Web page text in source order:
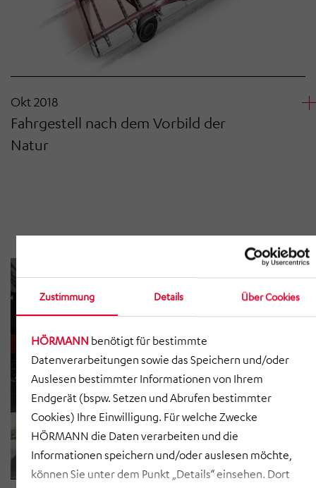
Zustimmung Details Über Cookies
HÖRMANN benötigt für bestimmte
Datenverarbeitungen sowie das Speichern und/oder
Auslesen bestimmter Informationen von Ihrem
Endgerät (bspw. Setzen und Abrufen bestimmter
Cookies) Ihre Einwilligung. Für welche Zwecke
HÖRMANN die Daten verarbeiten und die
Informationen speichern und/oder auslesen möchte,
können Sie unter dem Punkt „Details“ einsehen. Dort
Okt 2018
Fahrgestell nach dem Vorbild der
Natur